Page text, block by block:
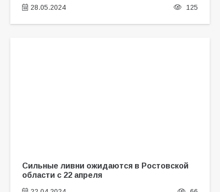
28.05.2024 125
Сильные ливни ожидаются в Ростовской
области с 22 апреля